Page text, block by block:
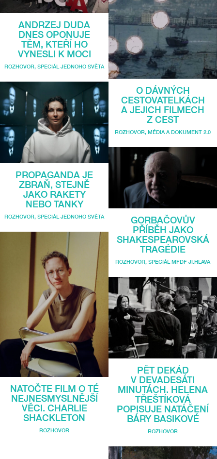
ANDRZEJ DUDA
DNES OPONUJE
TĚM, KTEŘÍ HO
VYNESLI K MOCI
ROZHOVOR, SPECIÁL JEDNOHO SVĚTA
PROPAGANDA JE
ZBRAŇ, STEJNĚ
JAKO RAKETY
NEBO TANKY
ROZHOVOR, SPECIÁL JEDNOHO SVĚTA
NATOČTE FILM O TÉ
NEJNESMYSLNĚJŠÍ
VĚCI. CHARLIE
SHACKLETON
ROZHOVOR
O DÁVNÝCH
CESTOVATELKÁCH
A JEJICH FILMECH
Z CEST
ROZHOVOR, MÉDIA A DOKUMENT 2.0
GORBAČOVŮV
PŘÍBĚH JAKO
SHAKESPEAROVSKÁ
TRAGÉDIE
ROZHOVOR, SPECIÁL MFDF JI.HLAVA
PĚT DEKÁD
V DEVADESÁTI
MINUTÁCH. HELENA
TŘEŠTÍKOVÁ
POPISUJE NATÁČENÍ
BÁRY BASIKOVÉ
ROZHOVOR